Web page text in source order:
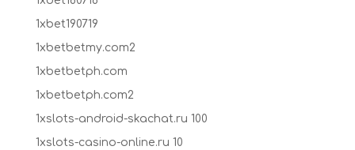
1xbet190719
1xbetbetmy.com2
1xbetbetph.com
1xbetbetph.com2
1xslots-android-skachat.ru 100
1xslots-casino-online.ru 10